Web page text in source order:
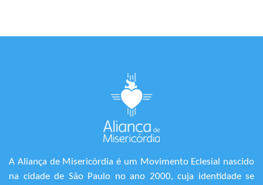
A Aliança de Misericórdia é um Movimento Eclesial nascido
na cidade de São Paulo no ano 2000, cuja identidade se